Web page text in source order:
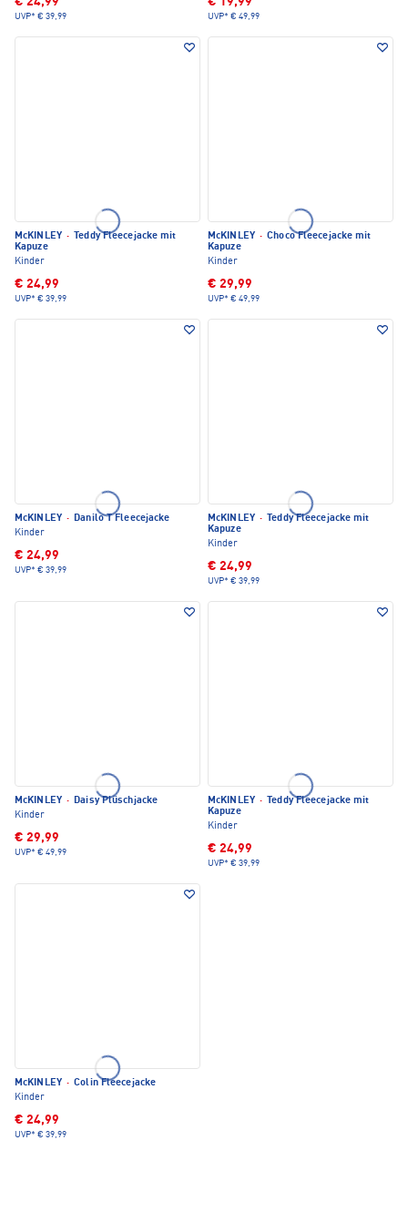
UVP* € 39,99 UVP* € 49,99
McKINLEY ·
Teddy Fleecejacke mit
Kapuze
Kinder
€ 24,99
UVP* € 39,99
McKINLEY · Choco Fleecejacke mit
Kapuze
Kinder
€ 29,99
UVP* € 49,99
McKINLEY · Danilo T Fleecejacke
Kinder
€ 24,99
UVP* € 39,99
McKINLEY ·
Teddy Fleecejacke mit
Kapuze
Kinder
€ 24,99
UVP* € 39,99
McKINLEY · Daisy Plüschjacke
Kinder
€ 29,99
UVP* € 49,99
McKINLEY ·
Teddy Fleecejacke mit
Kapuze
Kinder
€ 24,99
UVP* € 39,99
McKINLEY · Colin Fleecejacke
Kinder
€ 24,99
UVP* € 39,99